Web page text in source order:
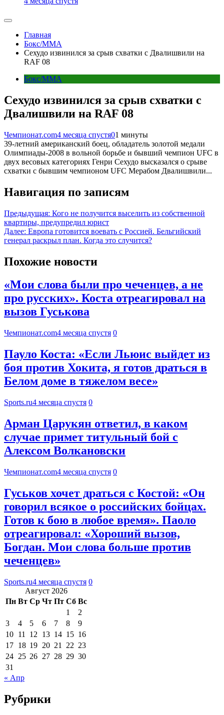
Главная
Бокс/MMA
Сехудо извинился за срыв схватки с Двалишвили на
RAF 08
Бокс/MMA
Сехудо извинился за срыв схватки с
Двалишвили на RAF 08
Чемпионат.com4 месяца спустя01 минуты
39-летний американский боец, обладатель золотой медали
Олимпиады-2008 в вольной борьбе и бывший чемпион UFC в
двух весовых категориях Генри Сехудо высказался о срыве
схватки с бывшим чемпионом UFC Мерабом Двалишвили...
Навигация по записям
Предыдущая: Кого не получится выселить из собственной
квартиры, предупредил юрист
Далее: Европа готовится воевать с Россией. Бельгийский
генерал раскрыл план. Когда это случится?
Похожие новости
«Мои слова были про чеченцев, а не
про русских». Коста отреагировал на
вызов Гуськова
Чемпионат.com4 месяца спустя 0
Пауло Коста: «Если Льюис выйдет из
боя против Хокита, я готов драться в
Белом доме в тяжелом весе»
Sports.ru4 месяца спустя 0
Арман Царукян ответил, в каком
случае примет титульный бой с
Алексом Волкановски
Чемпионат.com4 месяца спустя 0
Гуськов хочет драться с Костой: «Он
говорил всякое о российских бойцах.
Готов к бою в любое время». Паоло
отреагировал: «Хороший вызов,
Богдан. Мои слова больше против
чеченцев»
Sports.ru4 месяца спустя 0
Август 2026
Пн Вт Ср Чт Пт Сб Вс
1
2
3
4 5 6 7 8
9
10 11 12 13 14 15 16
17 18 19 20 21 22 23
24 25 26 27 28 29 30
31
« Апр
Рубрики